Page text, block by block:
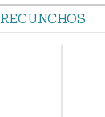
RECUNCHOS